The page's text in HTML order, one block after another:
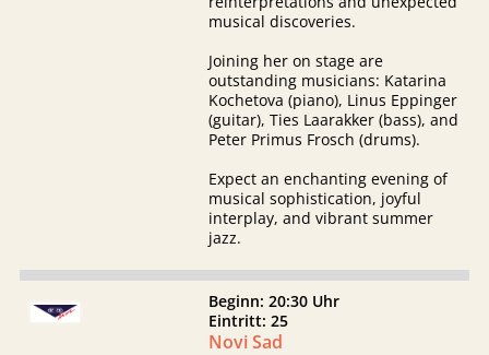
musical discoveries.
Joining her on stage are
outstanding musicians: Katarina
Kochetova (piano), Linus Eppinger
(guitar), Ties Laarakker (bass), and
Peter Primus Frosch (drums).
Expect an enchanting evening of
musical sophistication, joyful
interplay, and vibrant summer
jazz.
Beginn: 20:30 Uhr
Eintritt: 25
Novi Sad